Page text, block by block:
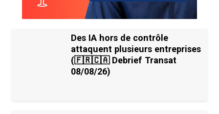
Des IA hors de contrôle
attaquent plusieurs entreprises
(🇫🇷🇨🇦 Debrief Transat
08/08/26)